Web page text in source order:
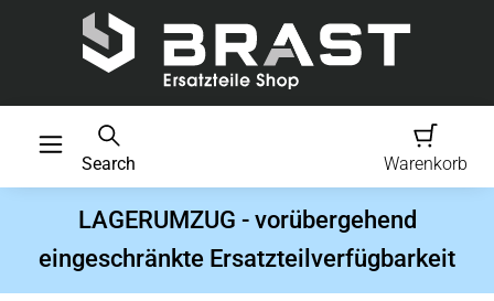
Search Warenkorb
LAGERUMZUG - vorübergehend
eingeschränkte Ersatzteilverfügbarkeit